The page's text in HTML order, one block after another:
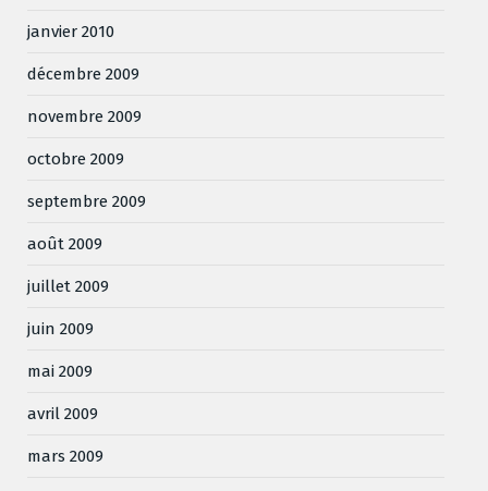
janvier 2010
décembre 2009
novembre 2009
octobre 2009
septembre 2009
août 2009
juillet 2009
juin 2009
mai 2009
avril 2009
mars 2009